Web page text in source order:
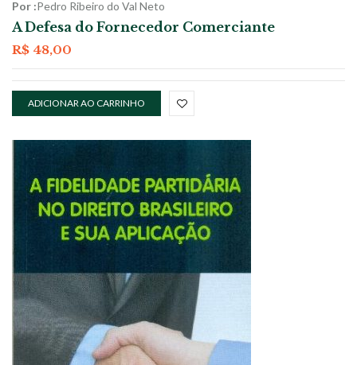
Por :Pedro Ribeiro do Val Neto
A Defesa do Fornecedor Comerciante
R$ 48,00
ADICIONAR AO CARRINHO